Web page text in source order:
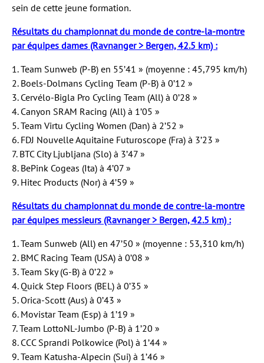
sein de cette jeune formation.
Résultats du championnat du monde de contre-la-montre
par équipes dames (Ravnanger > Bergen, 42.5 km) :
1. Team Sunweb (P-B) en 55’41 » (moyenne : 45,795 km/h)
2. Boels-Dolmans Cycling Team (P-B) à 0’12 »
3. Cervélo-Bigla Pro Cycling Team (All) à 0’28 »
4. Canyon SRAM Racing (All) à 1’05 »
5. Team Virtu Cycling Women (Dan) à 2’52 »
6. FDJ Nouvelle Aquitaine Futuroscope (Fra) à 3’23 »
7. BTC City Ljubljana (Slo) à 3’47 »
8. BePink Cogeas (Ita) à 4’07 »
9. Hitec Products (Nor) à 4’59 »
Résultats du championnat du monde de contre-la-montre
par équipes messieurs (Ravnanger > Bergen, 42.5 km) :
1. Team Sunweb (All) en 47’50 » (moyenne : 53,310 km/h)
2. BMC Racing Team (USA) à 0’08 »
3. Team Sky (G-B) à 0’22 »
4. Quick Step Floors (BEL) à 0’35 »
5. Orica-Scott (Aus) à 0’43 »
6. Movistar Team (Esp) à 1’19 »
7. Team LottoNL-Jumbo (P-B) à 1’20 »
8. CCC Sprandi Polkowice (Pol) à 1’44 »
9. Team Katusha-Alpecin (Sui) à 1’46 »